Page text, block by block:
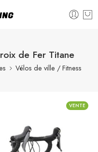
de Fer Titane
Vélos de ville / Fitness
VENTE